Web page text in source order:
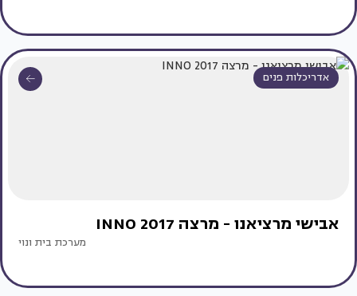
אדריכלות פנים
אבישי מרציאנו - מרצה INNO 2017
מערכת בית ונוי